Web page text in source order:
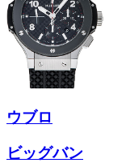
ウブロ
ビッグバン